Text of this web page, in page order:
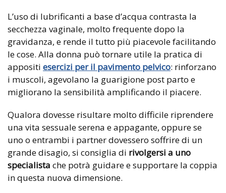
L’uso di lubrificanti a base d’acqua contrasta la
secchezza vaginale, molto frequente dopo la
gravidanza, e rende il tutto più piacevole facilitando
le cose. Alla donna può tornare utile la pratica di
appositi esercizi per il pavimento pelvico: rinforzano
i muscoli, agevolano la guarigione post parto e
migliorano la sensibilità amplificando il piacere.
Qualora dovesse risultare molto difficile riprendere
una vita sessuale serena e appagante, oppure se
uno o entrambi i partner dovessero soffrire di un
grande disagio, si consiglia di rivolgersi a uno
specialista che potrà guidare e supportare la coppia
in questa nuova dimensione.